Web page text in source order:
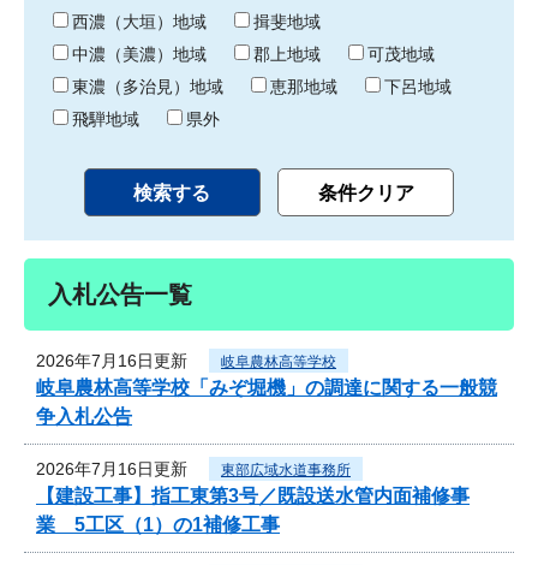
り 西濃（大垣）地域
揖斐地域
中濃（美濃）地域
郡上地域
可茂地域
東濃（多治見）地域
恵那地域
下呂地域
飛騨地域
県外
入札公告一覧
2026年7月16日更新 岐阜農林高等学校
岐阜農林高等学校「みぞ堀機」の調達に関する一般競
争入札公告
2026年7月16日更新 東部広域水道事務所
【建設工事】指工東第3号／既設送水管内面補修事
業 5工区（1）の1補修工事